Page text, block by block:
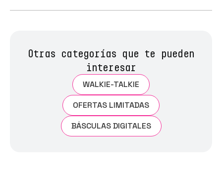
Otras categorías que te pueden
interesar
WALKIE-TALKIE
OFERTAS LIMITADAS
BÁSCULAS DIGITALES